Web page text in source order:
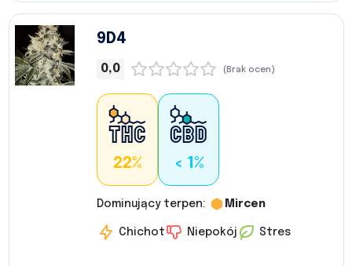
9D4
0,0 (Brak ocen)
22% < 1%
Dominujący terpen: Mircen
Chichot Niepokój Stres